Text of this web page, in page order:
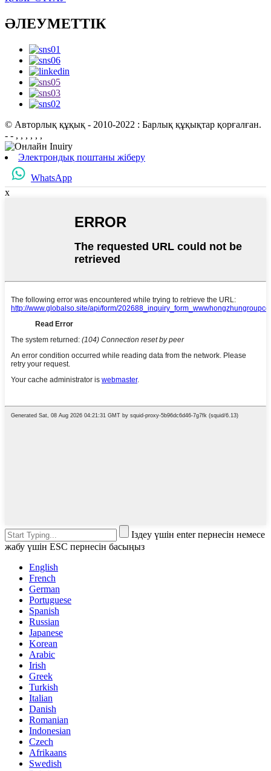
ӘЛЕУМЕТТІК
© Авторлық құқық - 2010-2022 : Барлық құқықтар қорғалған.
- - , , , , , ,
Электрондық поштаны жіберу
WhatsApp
x
Іздеу үшін enter пернесін немесе
жабу үшін ESC пернесін басыңыз
English
French
German
Portuguese
Spanish
Russian
Japanese
Korean
Arabic
Irish
Greek
Turkish
Italian
Danish
Romanian
Indonesian
Czech
Afrikaans
Swedish